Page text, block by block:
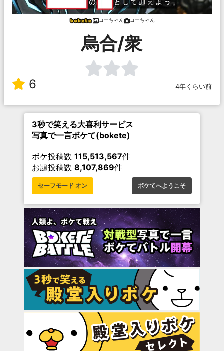
コーちゃん コーちゃん
烏合/衆
6 4年くらい前
3秒で笑える大喜利サービス
写真で一言ボケて(bokete)
ボケ投稿数 115,513,567件
お題投稿数 8,107,869件
セーフモード オン ボケてへようこそ